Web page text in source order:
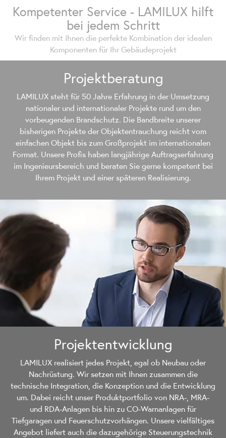
Kompetenter Service - LAMILUX hilft
bei jedem Schritt
Wir finden mit Ihnen die perfekte Kombination der idealen
Komponenten für Ihr Gebäudeprojekt
Projektberatung
LAMILUX steht für 50 Jahre Erfahrung in der Umsetzung
nationaler und internationaler Projekte rund um den
vorbeugenden Brandschutz. Die Bandbreite unserer
bisherigen Projekte der Objektentrauchung reicht vom
einfachen Objekt bis zum Großprojekt im internationalen
Format. Unsere Profis haben langjährige Auftragserfahrung
im Ingenieursbereich und beraten Sie gerne kompetent bei
Ihrem Projekt und einer späteren Realisierung.
Projekt­entwicklung
LAMILUX realisiert jedes Projekt, egal ob Neubau oder
Nachrüstung. Wir setzen mit Ihnen zusammen die
technische Integration, die Konzeption und die Entwicklung
um. Dabei reicht unser Produktportfolio von NRA-, MRA-
und RDA-Anlagen bis hin zu CO-Warnanlagen für
Tiefgaragen und Feuerschutzvorhängen. Unsere vielfältiges
Angebot liefert auch die dazugehörige Steuerungstechnik